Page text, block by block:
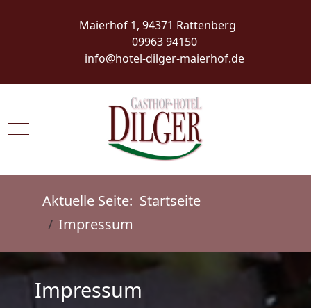
Maierhof 1, 94371 Rattenberg
09963 94150
info@hotel-dilger-maierhof.de
Mobile Menu Toggle
Aktuelle Seite: Startseite
Impressum
Impressum